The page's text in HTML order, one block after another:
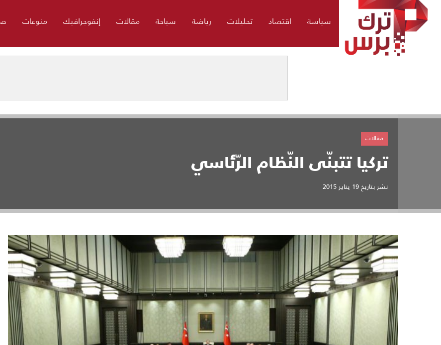
سياسة اقتصاد تحليلات رياضة سياحة مقالات إنفوجرافيك منوعات
تركيا تتبنّى النّظام الرّئاسي
نشر بتاريخ19 يناير 2015
مقالات